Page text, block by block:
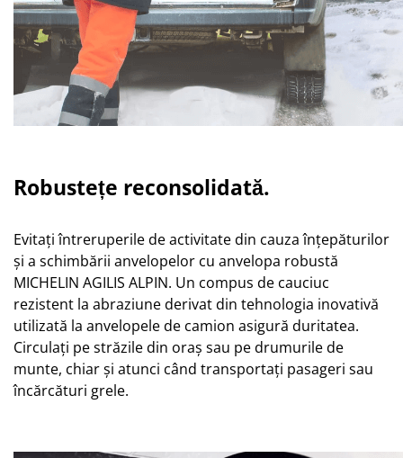
Robustețe reconsolidată.
Evitați întreruperile de activitate din cauza înțepăturilor
și a schimbării anvelopelor cu anvelopa robustă
MICHELIN AGILIS ALPIN. Un compus de cauciuc
rezistent la abraziune derivat din tehnologia inovativă
utilizată la anvelopele de camion asigură duritatea.
Circulați pe străzile din oraș sau pe drumurile de
munte, chiar și atunci când transportați pasageri sau
încărcături grele.